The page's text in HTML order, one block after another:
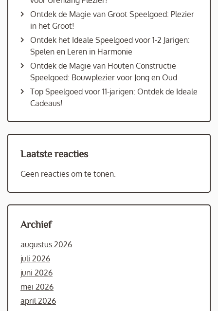
Ontdek de Magie van Groot Speelgoed: Plezier
in het Groot!
Ontdek het Ideale Speelgoed voor 1-2 Jarigen:
Spelen en Leren in Harmonie
Ontdek de Magie van Houten Constructie
Speelgoed: Bouwplezier voor Jong en Oud
Top Speelgoed voor 11-jarigen: Ontdek de Ideale
Cadeaus!
Laatste reacties
Geen reacties om te tonen.
Archief
augustus 2026
juli 2026
juni 2026
mei 2026
april 2026